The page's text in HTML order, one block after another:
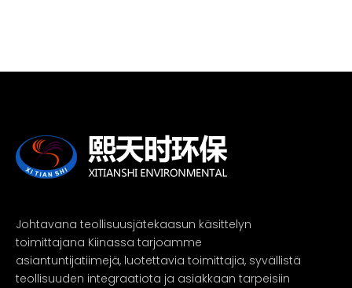
Johtavana teollisuusjätekaasun käsittelyn
toimittajana Kiinassa tarjoamme
asiantuntijatiimejä, luotettavia toimittajia, syvällistä
teollisuuden integraatiota ja asiakkaan tarpeisiin